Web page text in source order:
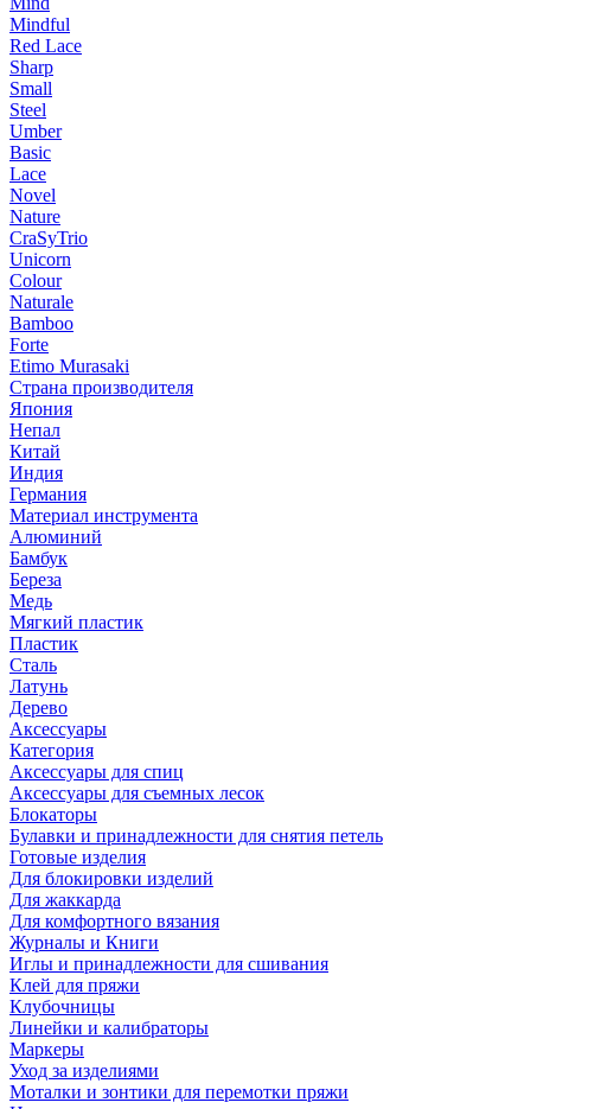
Mindful
Red Lace
Sharp
Small
Steel
Umber
Basic
Lace
Novel
Nature
CraSyTrio
Unicorn
Colour
Naturale
Bamboo
Forte
Etimo Murasaki
Страна производителя
Япония
Непал
Китай
Индия
Германия
Материал инструмента
Алюминий
Бамбук
Береза
Медь
Мягкий пластик
Пластик
Сталь
Латунь
Дерево
Аксессуары
Категория
Аксессуары для спиц
Аксессуары для съемных лесок
Блокаторы
Булавки и принадлежности для снятия петель
Готовые изделия
Для блокировки изделий
Для жаккарда
Для комфортного вязания
Журналы и Книги
Иглы и принадлежности для сшивания
Клей для пряжи
Клубочницы
Линейки и калибраторы
Маркеры
Уход за изделиями
Моталки и зонтики для перемотки пряжи